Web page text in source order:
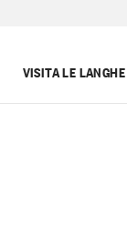
VISITA LE LANGHE